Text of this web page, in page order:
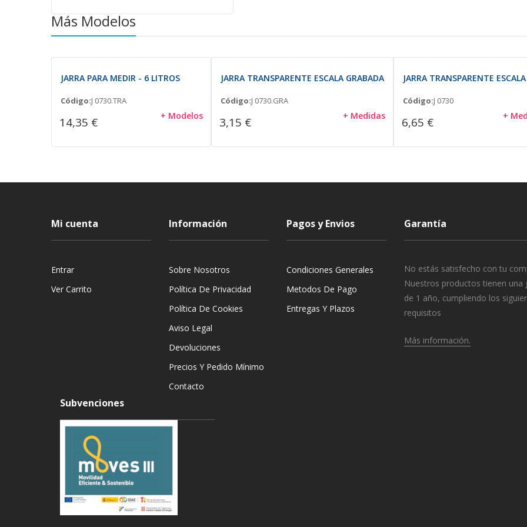
Más Modelos
JARRA PARA MEDIR - 6 LITROS
Código:J 0730.TRA
14,35 € + Modelos
JARRA TRANSPARENTE ESCALA GRABADA
Código:J 0730.GRA
3,15 € + Medidas
JARRA TRANSPARENTE ESCALA
Código:J 0730
6,65 € +
Mi cuenta
Entrar
Ver Carrito
Información
Sobre Nosotros
Política De Privacidad
Política De Cookies
Aviso Legal
Devoluciones
Precios Y Pedido Mínimo
Contacto
Pagos y Envios
Condiciones Generales
Metodos De Pago
Entregas Y Plazos
Garantía
No estás satisfecho con tu
Nuestros productos tienen una
de 1 año, cumpliendo los
requisitos
Más información.
Subvenciones